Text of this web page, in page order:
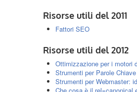
Risorse utili del 2011
Fattori SEO
Risorse utili del 2012
Ottimizzazione per i motori
Strumenti per Parole Chiave
Strumenti per Webmaster: